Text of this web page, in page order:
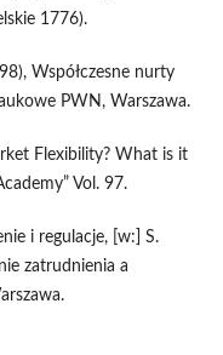
1776).
Współczesne nurty
PWN, Warszawa.
Flexibility? What is it
Vol. 97.
i regulacje, [w:] S.
zatrudnienia a